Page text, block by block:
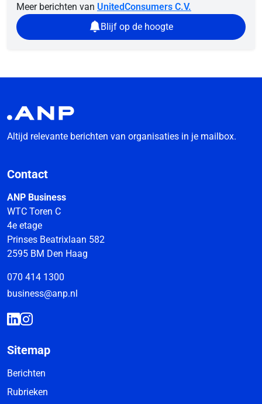
Meer berichten van UnitedConsumers C.V.
Blijf op de hoogte
Altijd relevante berichten van organisaties in je mailbox.
Contact
ANP Business
WTC Toren C
4e etage
Prinses Beatrixlaan 582
2595 BM Den Haag
070 414 1300
business@anp.nl
Sitemap
Berichten
Rubrieken